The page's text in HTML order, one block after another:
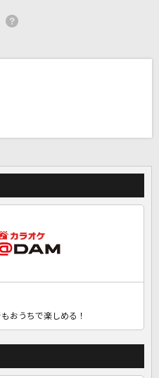
に！練習にも！
おうちで楽しめる！